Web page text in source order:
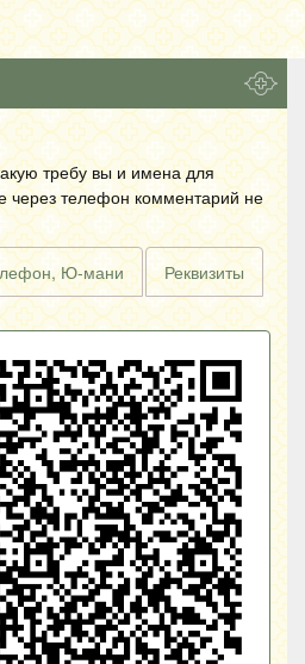
требу вы и имена для
через телефон комментарий не
Ю-мани Реквизиты